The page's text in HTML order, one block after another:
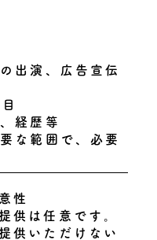
性
供は任意です。
供いただけない
出演、広告宣伝
経歴等
な範囲で、必要